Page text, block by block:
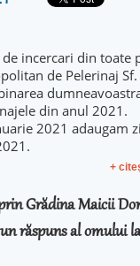
incercari din toate
de Pelerinaj Sf.
din anul 2021.
2021 adaugam
+
Grădina Maicii
răspuns al omului